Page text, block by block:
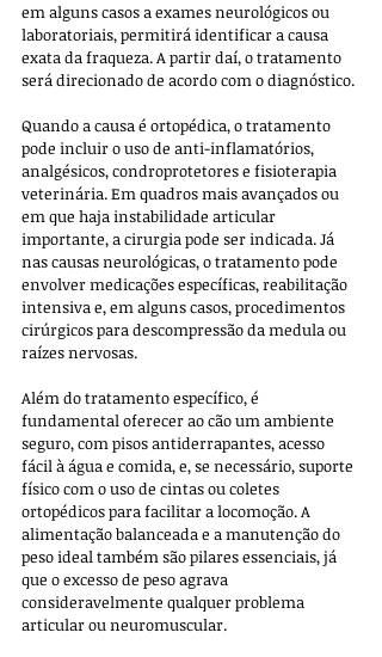
em alguns casos a exames neurológicos ou
laboratoriais, permitirá identificar a causa
exata da fraqueza. A partir daí, o tratamento
será direcionado de acordo com o diagnóstico.
Quando a causa é ortopédica, o tratamento
pode incluir o uso de anti-inflamatórios,
analgésicos, condroprotetores e fisioterapia
veterinária. Em quadros mais avançados ou
em que haja instabilidade articular
importante, a cirurgia pode ser indicada. Já
nas causas neurológicas, o tratamento pode
envolver medicações específicas, reabilitação
intensiva e, em alguns casos, procedimentos
cirúrgicos para descompressão da medula ou
raízes nervosas.
Além do tratamento específico, é
fundamental oferecer ao cão um ambiente
seguro, com pisos antiderrapantes, acesso
fácil à água e comida, e, se necessário, suporte
físico com o uso de cintas ou coletes
ortopédicos para facilitar a locomoção. A
alimentação balanceada e a manutenção do
peso ideal também são pilares essenciais, já
que o excesso de peso agrava
consideravelmente qualquer problema
articular ou neuromuscular.